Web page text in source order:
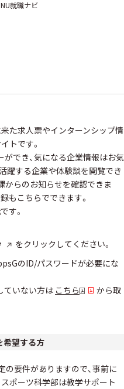
NU就職ナビ
た求人票やインターンシップ情
トです。
でき、気になる企業情報はお気
躍する企業や体験談を閲覧でき
からのお知らせを確認できま
もこちらでできます。
す。
をクリックしてください。
のID/パスワードが必要にな
いない方は こちら
から取
希望する方
要件がありますので、事前に
ポーツ科学部は教学サポート